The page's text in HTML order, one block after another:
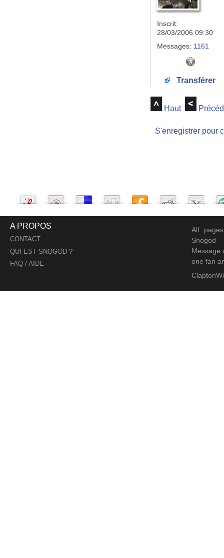
Inscrit:
28/03/2006 09:30
Messages: 1161
Transférer
Haut
S'enregistrer pour
A PROPOS
CONTACT
QUI EST SNOGOD ?
FAQ / AIDE
All
Snogod
Message
one fan